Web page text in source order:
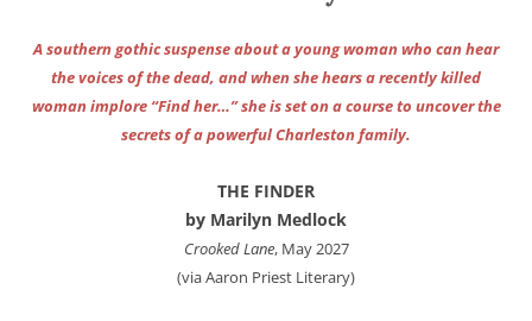
A southern gothic suspense about a young woman who can hear
the voices of the dead, and when she hears a recently killed
woman implore “Find her…” she is set on a course to uncover the
secrets of a powerful Charleston family.
THE FINDER
by Marilyn Medlock
Crooked Lane, May 2027
(via Aaron Priest Literary)